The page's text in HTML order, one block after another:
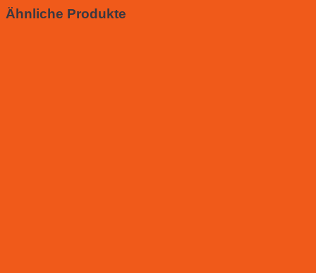
Ähnliche Produkte